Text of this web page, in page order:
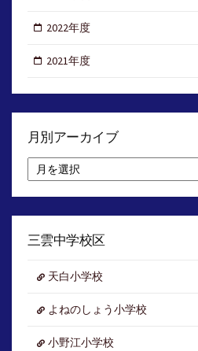
2022年度
2021年度
月別アーカイブ
別
イ
三雲中学校区
天白小学校
よねのしょう小学校
小野江小学校